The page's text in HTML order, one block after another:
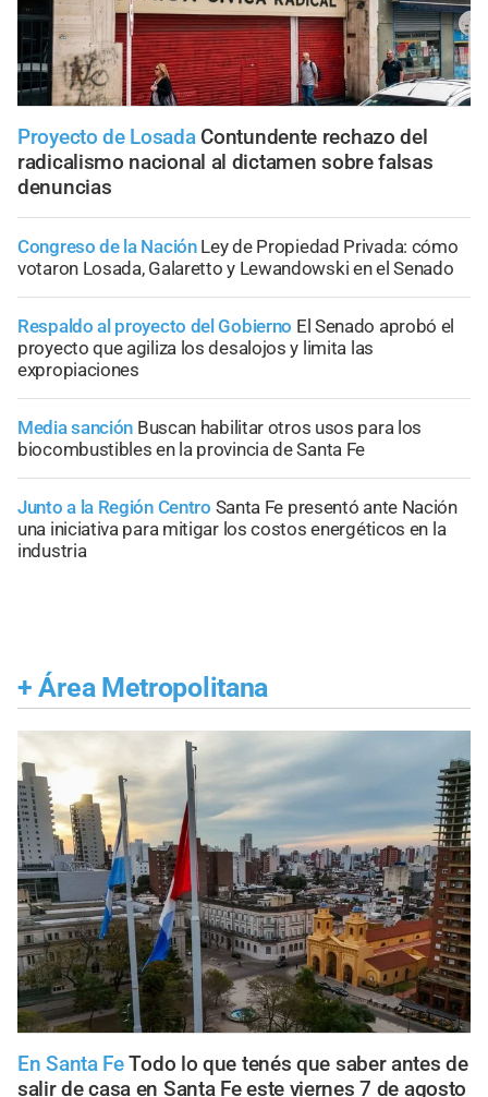
Proyecto de Losada Contundente rechazo del
radicalismo nacional al dictamen sobre falsas
denuncias
Congreso de la Nación Ley de Propiedad Privada: cómo
votaron Losada, Galaretto y Lewandowski en el Senado
Respaldo al proyecto del Gobierno El Senado aprobó el
proyecto que agiliza los desalojos y limita las
expropiaciones
Media sanción Buscan habilitar otros usos para los
biocombustibles en la provincia de Santa Fe
Junto a la Región Centro Santa Fe presentó ante Nación
una iniciativa para mitigar los costos energéticos en la
industria
+ Área Metropolitana
En Santa FeTodo lo que tenés que saber antes de
salir de casa en Santa Fe este viernes 7 de agosto